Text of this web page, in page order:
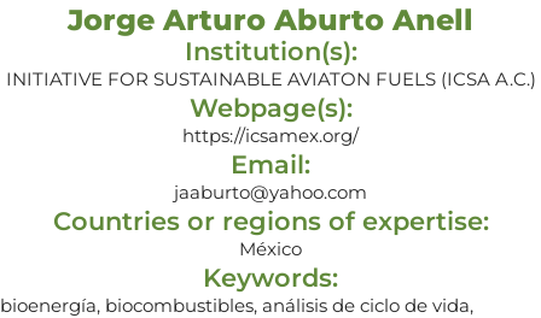
Jorge Arturo Aburto Anell
Institution(s):
INITIATIVE FOR SUSTAINABLE AVIATON FUELS (ICSA A.C.)
Webpage(s):
https://icsamex.org/
Email:
jaaburto@yahoo.com
Countries or regions of expertise:
México
Keywords:
bioenergía, biocombustibles, análisis de ciclo de vida,